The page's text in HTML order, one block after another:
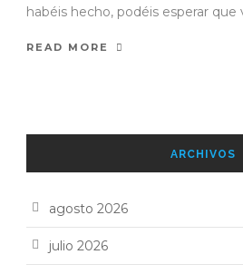
habéis hecho, podéis esperar que
READ MORE
ARCHIVOS
agosto 2026
julio 2026